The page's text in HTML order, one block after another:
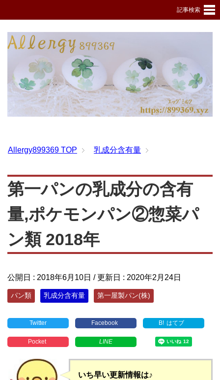
記事検索
Allergy899369 TOP 乳成分含有量
第一パンの乳成分の含有
量,ポケモンパン②惣菜パ
ン類 2018年
公開日 : 2018年6月10日 / 更新日 : 2020年2月24日
パン類 乳成分含有量 第一屋製パン(株)
Twitter Facebook B! はてブ
Pocket LINE
いち早い更新情報は♪